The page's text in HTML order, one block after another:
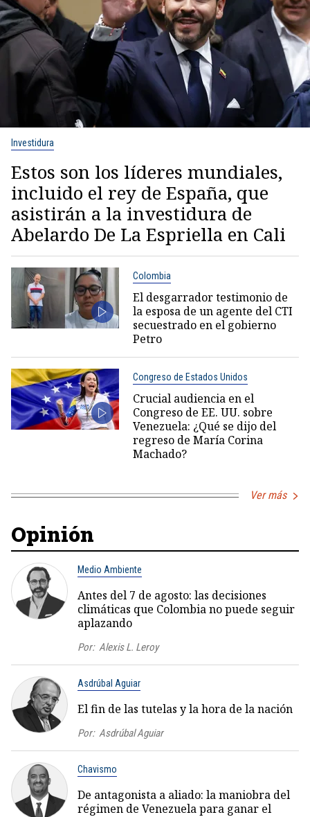
Investidura
Estos son los líderes mundiales,
incluido el rey de España, que
asistirán a la investidura de
Abelardo De La Espriella en Cali
Colombia
El desgarrador testimonio de
la esposa de un agente del CTI
secuestrado en el gobierno
Petro
Congreso de Estados Unidos
Crucial audiencia en el
Congreso de EE. UU. sobre
Venezuela: ¿Qué se dijo del
regreso de María Corina
Machado?
Ver más
Opinión
Medio Ambiente
Antes del 7 de agosto: las decisiones
climáticas que Colombia no puede seguir
aplazando
Por: Alexis L. Leroy
Asdrúbal Aguiar
El fin de las tutelas y la hora de la nación
Por: Asdrúbal Aguiar
Chavismo
De antagonista a aliado: la maniobra del
régimen de Venezuela para ganar el